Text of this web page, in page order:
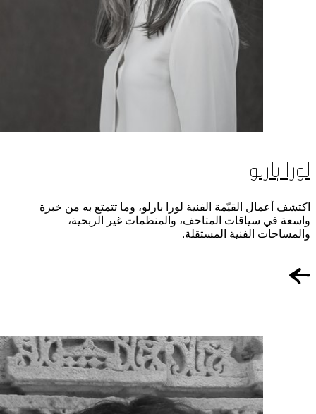
لورا بارلو
اكتشف أعمال القيّمة الفنية لورا بارلو، وما تتمتع به من خبرة
واسعة في سياقات المتاحف، والمنظمات غير الربحية،
والمساحات الفنية المستقلة.